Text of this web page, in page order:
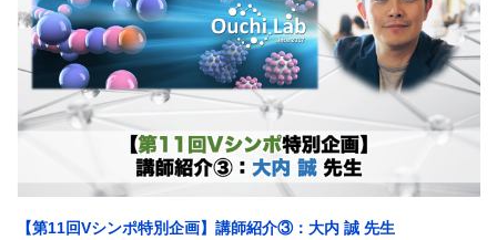
【第11回Vシンポ特別企画】講師紹介③：大内 誠 先生